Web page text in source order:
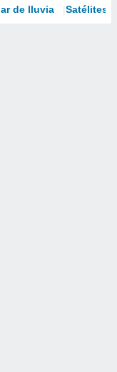
de lluvia Satélites